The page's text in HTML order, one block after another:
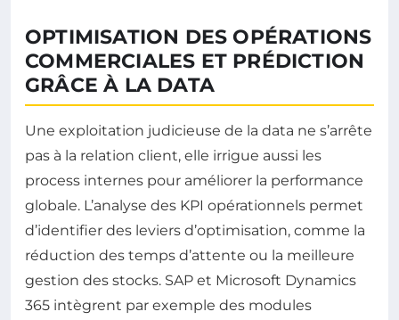
OPTIMISATION DES OPÉRATIONS
COMMERCIALES ET PRÉDICTION
GRÂCE À LA DATA
Une exploitation judicieuse de la data ne s’arrête
pas à la relation client, elle irrigue aussi les
process internes pour améliorer la performance
globale. L’analyse des KPI opérationnels permet
d’identifier des leviers d’optimisation, comme la
réduction des temps d’attente ou la meilleure
gestion des stocks. SAP et Microsoft Dynamics
365 intègrent par exemple des modules